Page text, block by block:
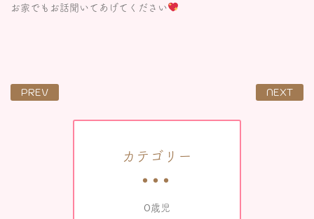
お家でもお話聞いてあげてください
PREV NEXT
カテゴリー
0歳児